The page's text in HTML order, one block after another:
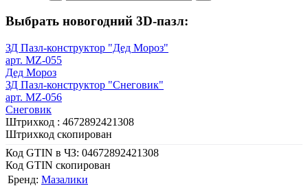
Выбрать новогодний 3D-пазл:
ЗД Пазл-конструктор "Дед Мороз"
арт. MZ-055
Дед Мороз
ЗД Пазл-конструктор "Снеговик"
арт. MZ-056
Снеговик
Штрихкод : 4672892421308
Штрихкод скопирован
Код GTIN в ЧЗ: 04672892421308
Код GTIN скопирован
Бренд: Мазалики